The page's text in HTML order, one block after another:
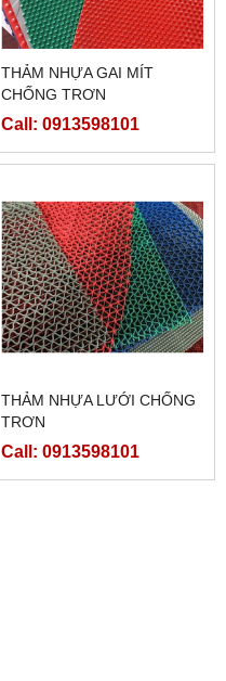
THẢM NHỰA GAI MÍT
CHỐNG TRƠN
Call: 0913598101
THẢM NHỰA LƯỚI CHỐNG
TRƠN
Call: 0913598101